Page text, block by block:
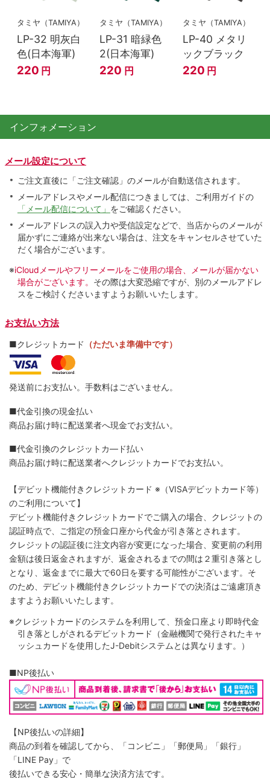
タミヤ（TAMIYA）
LP-32 明灰白
色(日本海軍)
220 円
タミヤ（TAMIYA）
LP-31 暗緑色
2(日本海軍)
220 円
タミヤ（TAMIYA）
LP-40 メタリ
ックブラック
220 円
インフォメーション
メール設定について
ご注文直後に「ご注文確認」のメールが自動送信されます。
メールアドレスやメール配信につきましては、ご利用ガイドの
「メール配信について」 をご確認ください。
メールアドレスの誤入力や受信設定などで、当店からのメールが
届かずにご連絡が出来ない場合は、注文をキャンセルさせていた
だく場合がございます。
※iCloudメールやフリーメールをご使用の場合、メールが届かない
場合がございます。 その際は大変恐縮ですが、別のメールアドレ
スをご検討くださいますようお願いいたします。
お支払い方法
■クレジットカード （ただいま準備中です）
発送前にお支払い。手数料はございません。
■代金引換の現金払い
商品お届け時に配送業者へ現金でお支払い。
■代金引換のクレジットカ―ド払い
商品お届け時に配送業者へクレジットカードでお支払い。
【デビット機能付きクレジットカード ※（VISAデビットカード等）
のご利用について】
デビット機能付きクレジットカードでご購入の場合、クレジットの
認証時点で、ご指定の預金口座から代金が引き落とされます。
クレジットの認証後に注文内容が変更になった場合、変更前の利用
金額は後日返金されますが、返金されるまでの間は２重引き落とし
となり、返金までに最大で60日を要する可能性がございます。そ
のため、デビット機能付きクレジットカードでの決済はご遠慮頂き
ますようお願いいたします。
※クレジットカードのシステムを利用して、預金口座より即時代金
引き落としがされるデビットカード（金融機関で発行されたキャ
ッシュカードを使用したJ-Debitシステムとは異なります。）
■NP後払い
【NP後払いの詳細】
商品の到着を確認してから、「コンビニ」「郵便局」「銀行」
「LINE Pay」で
後払いできる安心・簡単な決済方法です。